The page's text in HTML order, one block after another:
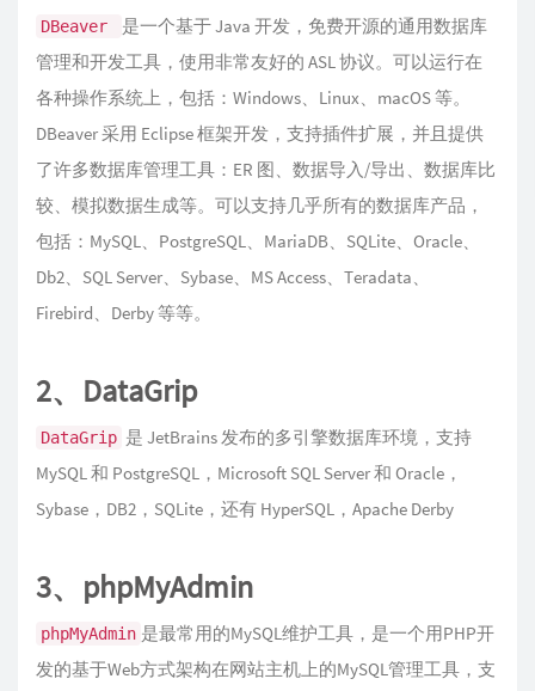
DBeaver
是一个基于 Java 开发，免费开源的通用数据库
管理和开发工具，使用非常友好的 ASL 协议。可以运行在
各种操作系统上，包括：Windows、Linux、macOS 等。
DBeaver 采用 Eclipse 框架开发，支持插件扩展，并且提供
了许多数据库管理工具：ER 图、数据导入/导出、数据库比
较、模拟数据生成等。可以支持几乎所有的数据库产品，
包括：MySQL、PostgreSQL、MariaDB、SQLite、Oracle、
Db2、SQL Server、Sybase、MS Access、Teradata、
Firebird、Derby 等等。
2、DataGrip
DataGrip 是 JetBrains 发布的多引擎数据库环境，支持
MySQL 和 PostgreSQL，Microsoft SQL Server 和 Oracle，
Sybase，DB2，SQLite，还有 HyperSQL，Apache Derby
3、phpMyAdmin
phpMyAdmin 是最常用的MySQL维护工具，是一个用PHP开
发的基于Web方式架构在网站主机上的MySQL管理工具，支